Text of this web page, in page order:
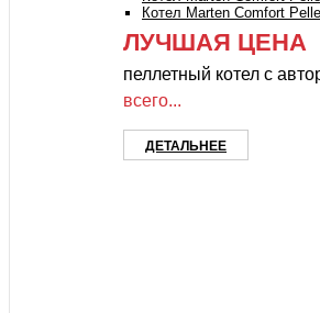
Котел Marten Comfort
ЛУЧШАЯ ЦЕНА
пеллетный котел с
всего...
ДЕТАЛЬНЕЕ